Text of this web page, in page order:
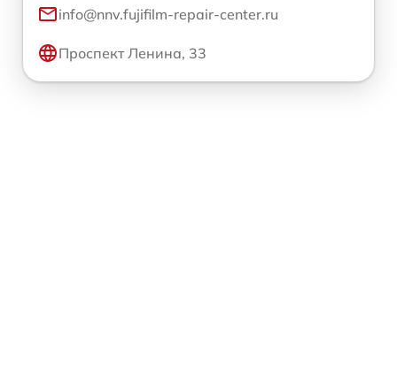
info@nnv.fujifilm-repair-center.ru
Проспект Ленина, 33